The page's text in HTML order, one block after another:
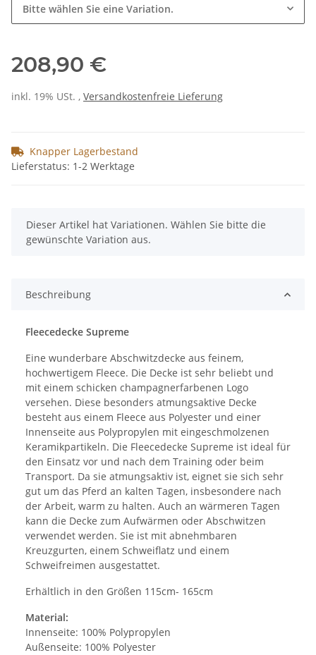
Bitte wählen Sie eine Variation.
208,90 €
inkl. 19% USt. , Versandkostenfreie Lieferung
Knapper Lagerbestand
Lieferstatus: 1-2 Werktage
x
Dieser Artikel hat Variationen. Wählen Sie bitte die
gewünschte Variation aus.
Beschreibung
Fleecedecke Supreme
Eine wunderbare Abschwitzdecke aus feinem,
hochwertigem Fleece. Die Decke ist sehr beliebt und
mit einem schicken champagnerfarbenen Logo
versehen. Diese besonders atmungsaktive Decke
besteht aus einem Fleece aus Polyester und einer
Innenseite aus Polypropylen mit eingeschmolzenen
Keramikpartikeln. Die Fleecedecke Supreme ist ideal für
den Einsatz vor und nach dem Training oder beim
Transport. Da sie atmungsaktiv ist, eignet sie sich sehr
gut um das Pferd an kalten Tagen, insbesondere nach
der Arbeit, warm zu halten. Auch an wärmeren Tagen
kann die Decke zum Aufwärmen oder Abschwitzen
verwendet werden. Sie ist mit abnehmbaren
Kreuzgurten, einem Schweiflatz und einem
Schweifreimen ausgestattet.
Erhältlich in den Größen 115cm- 165cm
Material:
Innenseite: 100% Polypropylen
Außenseite: 100% Polyester